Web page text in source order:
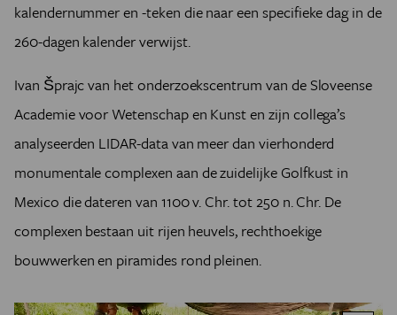
kalendernummer en -teken die naar een specifieke dag in de
260-dagen kalender verwijst.
Ivan Šprajc van het onderzoekscentrum van de Sloveense
Academie voor Wetenschap en Kunst en zijn collega’s
analyseerden LIDAR-data van meer dan vierhonderd
monumentale complexen aan de zuidelijke Golfkust in
Mexico die dateren van 1100 v. Chr. tot 250 n. Chr. De
complexen bestaan uit rijen heuvels, rechthoekige
bouwwerken en piramides rond pleinen.